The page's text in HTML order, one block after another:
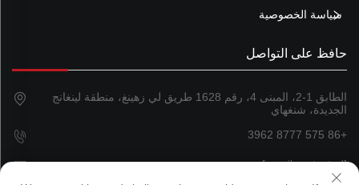
سياسة الخصوصية
حافظ على التواصل
الطابق 1-2، المبنى 4، رقم 1628 طريق لي زهينغ، منطقة لينغانج
الجديدة، شنغهاي
+86 575 8777 3962
[email protected]